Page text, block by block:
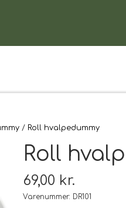
Roll hvalpedummy
Roll
69,00 kr.
Varenummer: DR101